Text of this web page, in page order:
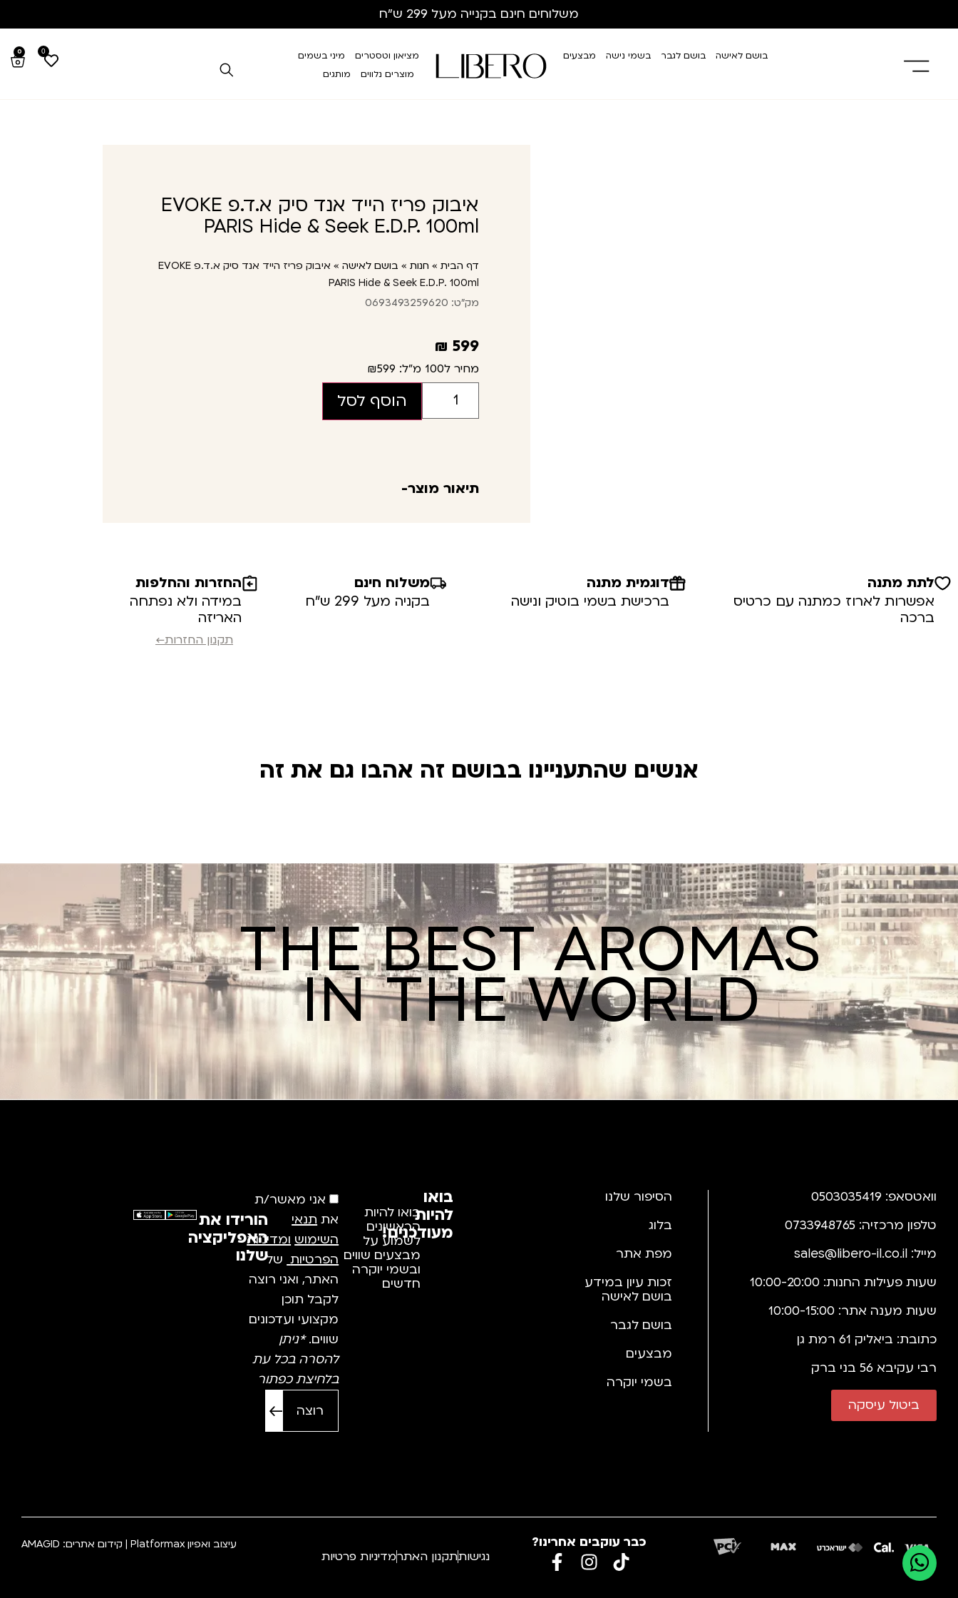
משלוחים חינם בקנייה מעל 299 ש”ח
בושם לאישה בושם לגבר בשמי נישה מבצעים מציאון וטסטרים
מיני בשמים
מוצרים נלווים
מותגים
0
0
איבוק פריז הייד אנד סיק א.ד.פ EVOKE
PARIS Hide & Seek E.D.P. 100ml
דף הבית » חנות » בושם לאישה »
איבוק פריז הייד אנד סיק א.ד.פ EVOKE
PARIS Hide & Seek E.D.P. 100ml
מק"ט: 0693493259620
599
₪
מחיר ל100 מ"ל: ₪599
הוסף לסל
תיאור מוצר-
לתת מתנה
אפשרות לארוז כמתנה עם כרטיס
ברכה
דוגמית מתנה
ברכישת בשמי בוטיק ונישה
משלוח חינם
בקניה מעל 299 ש”ח
החזרות והחלפות
במידה ולא נפתחה
האריזה
תקנון החזרות←
אנשים שהתעניינו בבושם זה אהבו גם את זה
THE BEST AROMAS
IN THE WORLD
וואטסאפ: 0503035419
טלפון מרכזיה: 0733948765
מייל: sales@libero-il.co.il
שעות פעילות החנות: 10:00-20:00
שעות מענה אתר: 10:00-15:00
כתובת: ביאליק 61 רמת גן
רבי עקיבא 56 בני ברק
ביטול עיסקה
הסיפור שלנו
בלוג
מפת אתר
זכות עיון במידע
בושם לאישה
בושם לגבר
מבצעים
בשמי יוקרה
בואו
להיות
מעודכנים!
בואו להיות
הראשונים
לשמוע על
מבצעים שווים
ובשמי יוקרה
חדשים
אני מאשר/ת
אתתנאי
השימוש ומדיניות
הפרטיות של
האתר, ואני רוצה
לקבל תוכן
מקצועי ועדכונים
שווים.*ניתן
להסרה בכל עת
בלחיצת כפתור
הורידו את
האפליקציה
שלנו
כבר עוקבים אחרינו?
נגישותתקנון האתרמדיניות פרטיות
עיצוב ואפיוןPlatformax | קידום אתרים: AMAGID